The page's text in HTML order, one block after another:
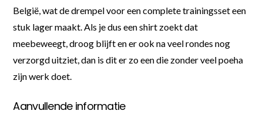
België, wat de drempel voor een complete trainingsset een
stuk lager maakt. Als je dus een shirt zoekt dat
meebeweegt, droog blijft en er ook na veel rondes nog
verzorgd uitziet, dan is dit er zo een die zonder veel poeha
zijn werk doet.
Aanvullende informatie